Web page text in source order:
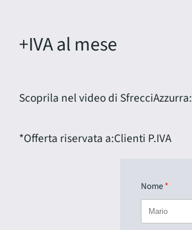
+IVA al mese
Scoprila nel video di SfrecciAzzurra:
*Offerta riservata a:Clienti P.IVA
Nome